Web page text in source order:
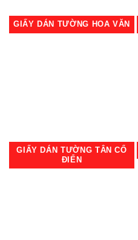
GIẤY DÁN TƯỜNG HOA VĂN
GIẤY DÁN TƯỜNG TÂN CỔ
ĐIỂN